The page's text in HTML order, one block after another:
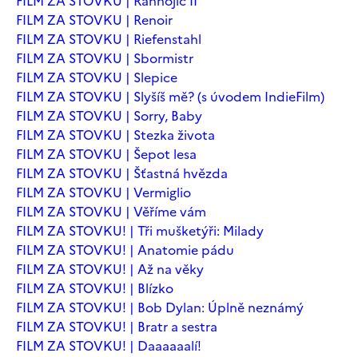
FILM ZA STOVKU | Renoir
FILM ZA STOVKU | Riefenstahl
FILM ZA STOVKU | Sbormistr
FILM ZA STOVKU | Slepice
FILM ZA STOVKU | Slyšíš mě? (s úvodem IndieFilm)
FILM ZA STOVKU | Sorry, Baby
FILM ZA STOVKU | Stezka života
FILM ZA STOVKU | Šepot lesa
FILM ZA STOVKU | Šťastná hvězda
FILM ZA STOVKU | Vermiglio
FILM ZA STOVKU | Věříme vám
FILM ZA STOVKU! | Tři mušketýři: Milady
FILM ZA STOVKU! | Anatomie pádu
FILM ZA STOVKU! | Až na věky
FILM ZA STOVKU! | Blízko
FILM ZA STOVKU! | Bob Dylan: Úplně neznámý
FILM ZA STOVKU! | Bratr a sestra
FILM ZA STOVKU! | Daaaaaalí!